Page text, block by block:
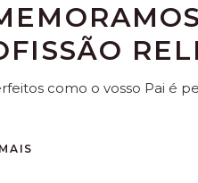
como o vosso Pai é